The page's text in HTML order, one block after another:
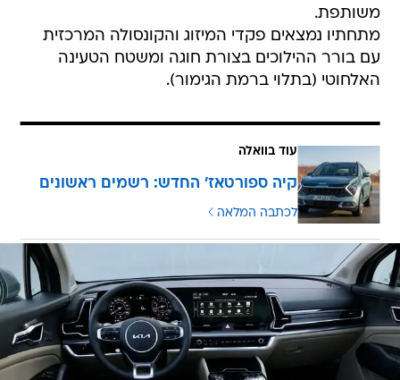
משותפת.
מתחתיו נמצאים פקדי המיזוג והקונסולה המרכזית
עם בורר ההילוכים בצורת חוגה ומשטח הטעינה
האלחוטי (בתלוי ברמת הגימור).
עוד בוואלה
קיה ספורטאז' החדש: רשמים ראשונים
לכתבה המלאה